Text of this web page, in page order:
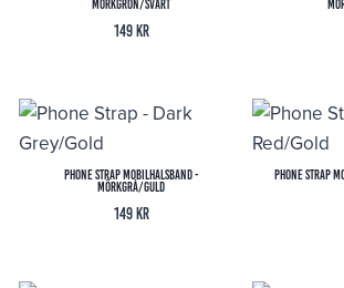
Mörkgrön/Svart
149 kr
Phone Strap Mobilhalsband -
Mörkgrå/Guld
149 kr
Phone Strap